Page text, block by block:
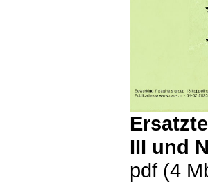
III und
pdf (4